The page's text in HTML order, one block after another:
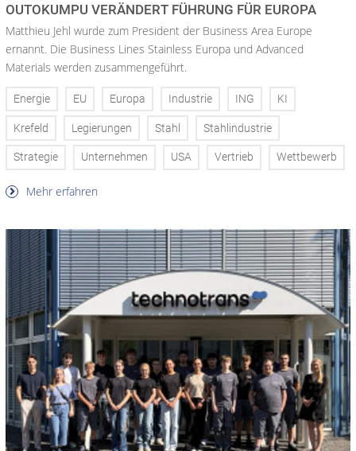
OUTOKUMPU VERÄNDERT FÜHRUNG FÜR EUROPA
Matthieu Jehl wurde zum President der Business Area Europe
ernannt. Die Business Lines Stainless Europa und Advanced
Materials werden zusammengeführt.
Energie EU Europa Industrie ING KI
Krefeld Legierungen Stahl Stahlindustrie
Strategie Unternehmen USA Vertrieb Wettbewerb
Mehr erfahren